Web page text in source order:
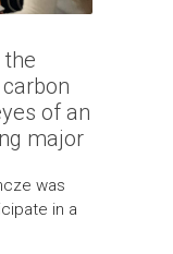
of an
major
was
in a